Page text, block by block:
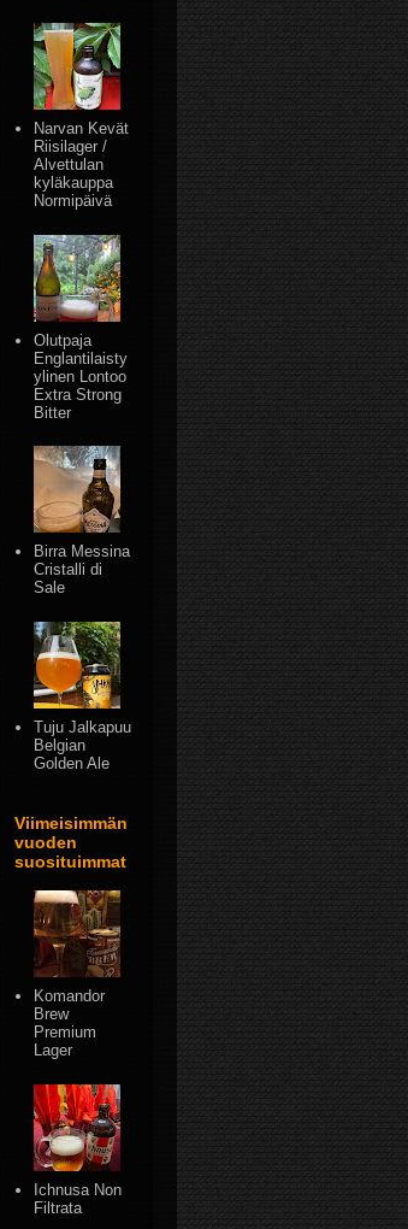
Narvan Kevät
Riisilager /
Alvettulan
kyläkauppa
Normipäivä
Olutpaja
Englantilaisty
ylinen Lontoo
Extra Strong
Bitter
Birra Messina
Cristalli di
Sale
Tuju Jalkapuu
Belgian
Golden Ale
Viimeisimmän
vuoden
suosituimmat
Komandor
Brew
Premium
Lager
Ichnusa Non
Filtrata